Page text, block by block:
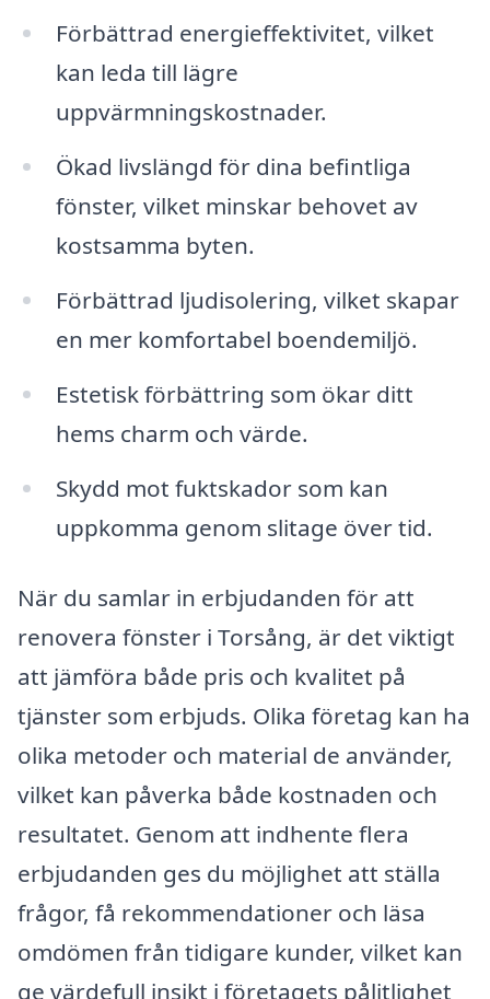
Förbättrad energieffektivitet, vilket
kan leda till lägre
uppvärmningskostnader.
Ökad livslängd för dina befintliga
fönster, vilket minskar behovet av
kostsamma byten.
Förbättrad ljudisolering, vilket skapar
en mer komfortabel boendemiljö.
Estetisk förbättring som ökar ditt
hems charm och värde.
Skydd mot fuktskador som kan
uppkomma genom slitage över tid.
När du samlar in erbjudanden för att
renovera fönster i Torsång, är det viktigt
att jämföra både pris och kvalitet på
tjänster som erbjuds. Olika företag kan ha
olika metoder och material de använder,
vilket kan påverka både kostnaden och
resultatet. Genom att indhente flera
erbjudanden ges du möjlighet att ställa
frågor, få rekommendationer och läsa
omdömen från tidigare kunder, vilket kan
ge värdefull insikt i företagets pålitlighet